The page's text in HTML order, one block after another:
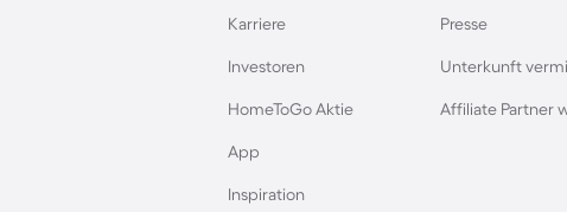
Karriere
Investoren
HomeToGo Aktie
App
Inspiration
Presse
Unterkunft
Affiliate Partner